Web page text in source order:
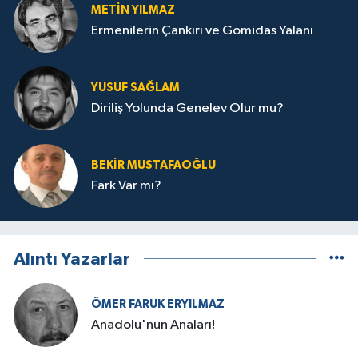
METIN YILMAZ
Ermenilerin Çankırı ve Gomidas Yalanı
YUSUF SAĞLAM
Diriliş Yolunda Genelev Olur mu?
BEKIR MUSTAFAOĞLU
Fark Var mı?
Alıntı Yazarlar
ÖMER FARUK ERYILMAZ
Anadolu'nun Anaları!